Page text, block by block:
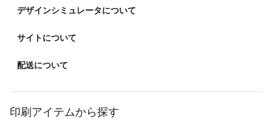
デザインシミュレータについて
サイトについて
配送について
印刷アイテムから探す